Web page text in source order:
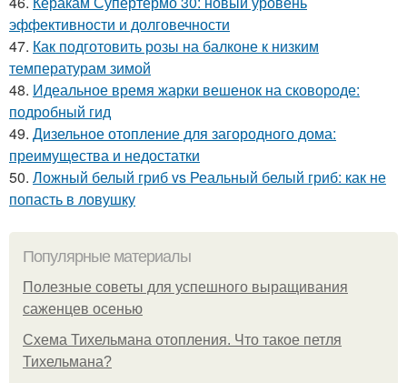
эффективности и долговечности
47. Как подготовить розы на балконе к низким
температурам зимой
48. Идеальное время жарки вешенок на сковороде:
подробный гид
49. Дизельное отопление для загородного дома:
преимущества и недостатки
50. Ложный белый гриб vs Реальный белый гриб: как не
попасть в ловушку
Популярные материалы
Полезные советы для успешного выращивания
саженцев осенью
Схема Тихельмана отопления. Что такое петля
Тихельмана?